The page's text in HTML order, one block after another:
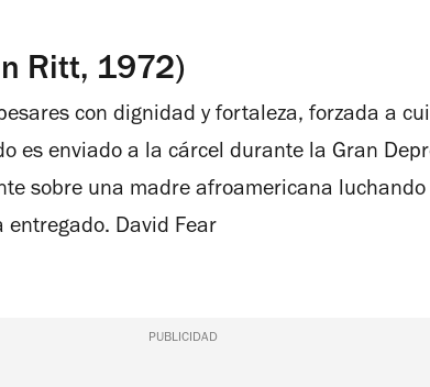
Ritt, 1972)
con dignidad y fortaleza, forzada a
es enviado a la cárcel durante la Gran
sobre una madre afroamericana
entregado. David Fear
PUBLICIDAD